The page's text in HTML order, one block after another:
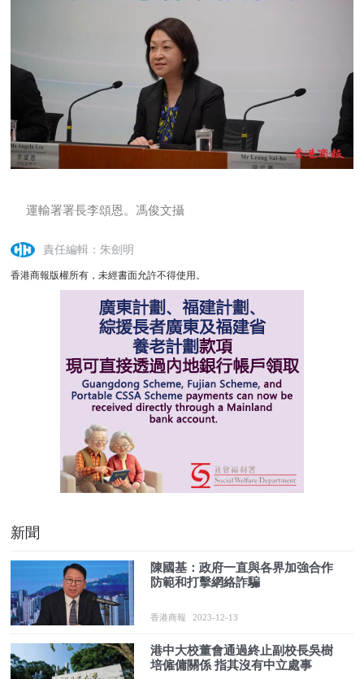
運輸署署長李頌恩。馮俊文攝
責任編輯：朱劍明
香港商報版權所有，未經書面允許不得使用。
新聞
陳國基：政府一直與各界加強合作
防範和打擊網絡詐騙
香港商報 2023-12-13
港中大校董會通過終止副校長吳樹
培僱傭關係 指其沒有中立處事